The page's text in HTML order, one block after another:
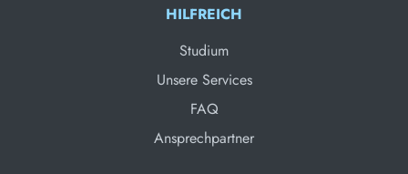
HILFREICH
Studium
Unsere Services
FAQ
Ansprechpartner